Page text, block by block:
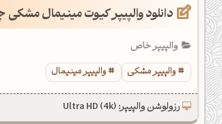
دانلود والپیپر کیوت مینیمال
والپیپر خاص
والپیپر مشکی
والپیپر مینیمال
رزولوشن والپیپر: Ultra HD (4k)